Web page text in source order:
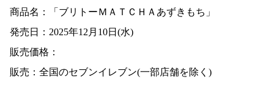
商品名：「ブリトーＭＡＴＣＨＡあずきもち」
発売日：2025年12月10日(水)
販売価格：
販売：全国のセブンイレブン(一部店舗を除く)